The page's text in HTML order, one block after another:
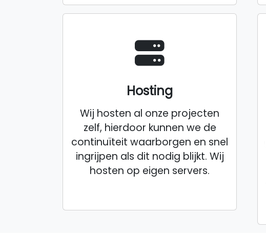
Hosting
Wij hosten al onze projecten
zelf, hierdoor kunnen we de
continuïteit waarborgen en snel
ingrijpen als dit nodig blijkt. Wij
hosten op eigen servers.